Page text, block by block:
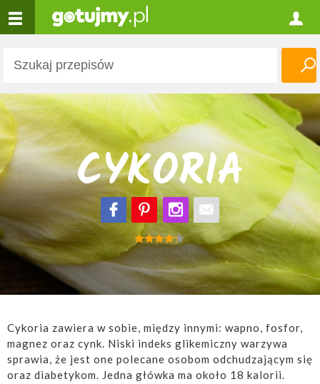
CYKORIA
Cykoria zawiera w sobie, między innymi: wapno, fosfor,
magnez oraz cynk. Niski indeks glikemiczny warzywa
sprawia, że jest one polecane osobom odchudzającym się
oraz diabetykom. Jedna główka ma około 18 kalorii.